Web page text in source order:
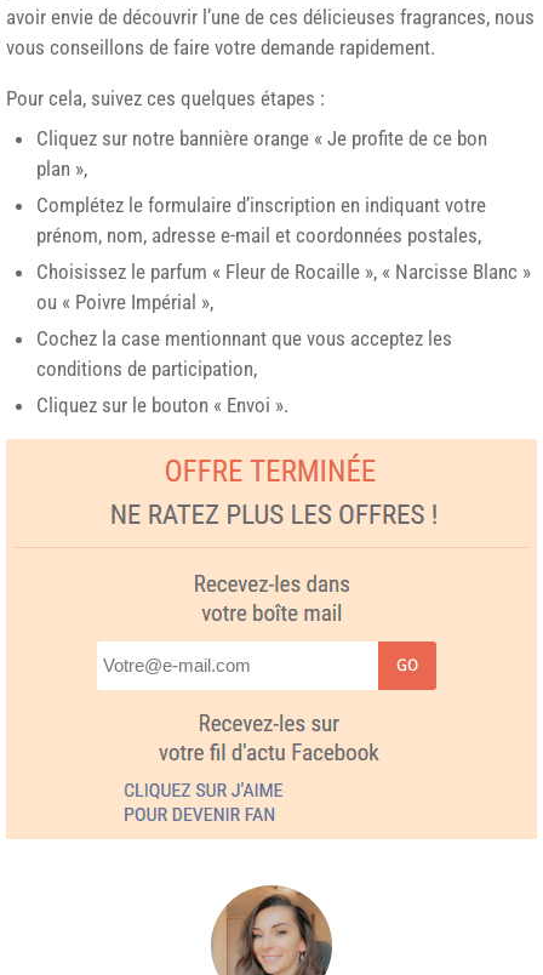
avoir envie de découvrir l’une de ces délicieuses fragrances, nous
vous conseillons de faire votre demande rapidement.
Pour cela, suivez ces quelques étapes :
Cliquez sur notre bannière orange « Je profite de ce bon
plan »,
Complétez le formulaire d’inscription en indiquant votre
prénom, nom, adresse e-mail et coordonnées postales,
Choisissez le parfum « Fleur de Rocaille », « Narcisse Blanc »
ou « Poivre Impérial »,
Cochez la case mentionnant que vous acceptez les
conditions de participation,
Cliquez sur le bouton « Envoi ».
GO